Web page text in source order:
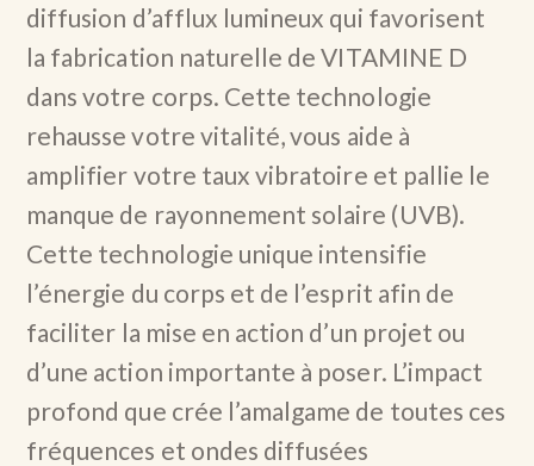
diffusion d’afflux lumineux qui favorisent
la fabrication naturelle de VITAMINE D
dans votre corps. Cette technologie
rehausse votre vitalité, vous aide à
amplifier votre taux vibratoire et pallie le
manque de rayonnement solaire (UVB).
Cette technologie unique intensifie
l’énergie du corps et de l’esprit afin de
faciliter la mise en action d’un projet ou
d’une action importante à poser. L’impact
profond que crée l’amalgame de toutes ces
fréquences et ondes diffusées